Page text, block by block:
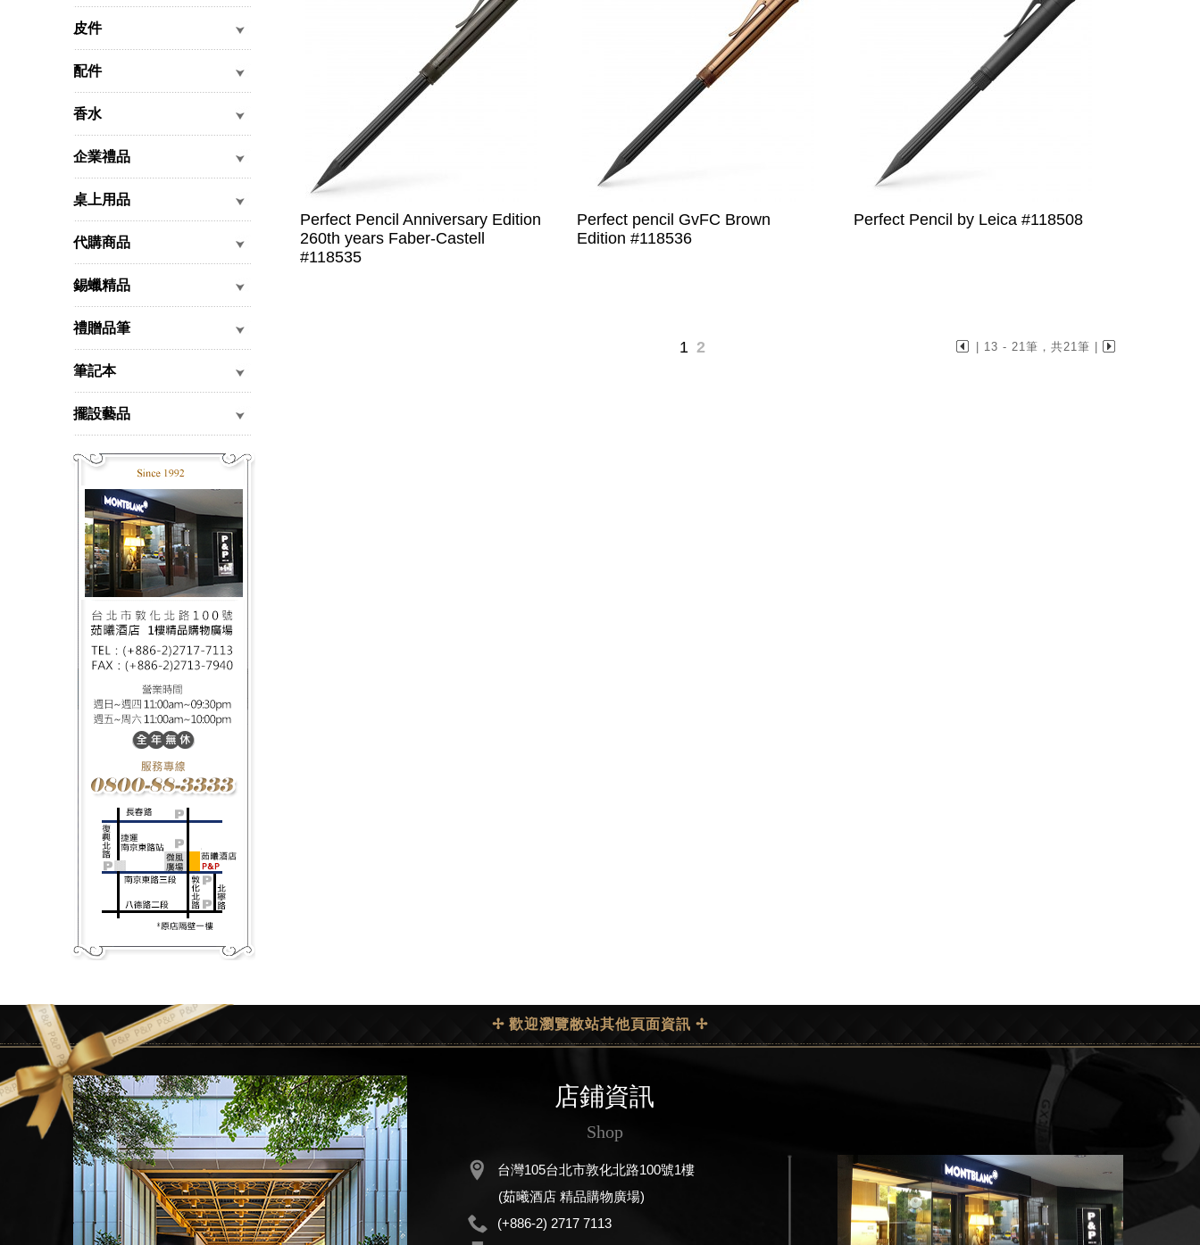
皮件
配件
香水
企業禮品
桌上用品
代購商品
錫蠟精品
禮贈品筆
筆記本
擺設藝品
Perfect Pencil Anniversary Edition
260th years Faber-Castell
#118535
Perfect pencil GvFC Brown
Edition #118536
Perfect Pencil by Leica #118508
1 2 | 13 - 21筆，共21筆 |
✢ 歡迎瀏覽敝站其他頁面資訊 ✢
店鋪資訊
Shop
台灣105台北市敦化北路100號1樓
(茹曦酒店 精品購物廣場)
(+886-2) 2717 7113